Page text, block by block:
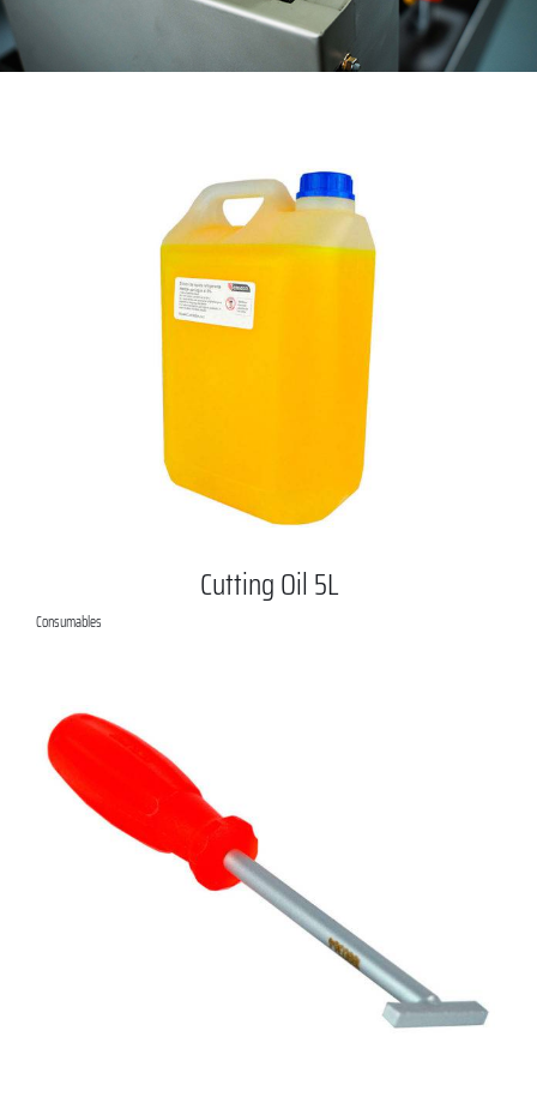
Cutting Oil 5L
Consumables